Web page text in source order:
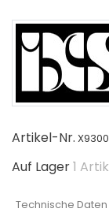
Artikel-Nr.
Auf Lager1
Technische Daten